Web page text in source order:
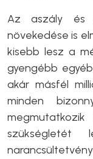
Az aszály és
növekedése is
kisebb lesz a
gyengébb
akár másfél
minden
szükségletét